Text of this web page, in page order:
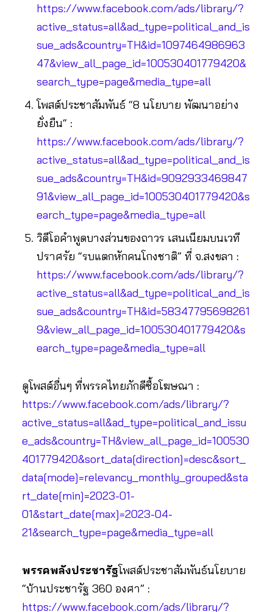
https://www.facebook.com/ads/library/?
active_status=all&ad_type=political_and_is
sue_ads&country=TH&id=1097464986963
47&view_all_page_id=100530401779420&
search_type=page&media_type=all
โพสต์ประชาสัมพันธ์ “8 นโยบาย พัฒนาอย่าง
ยั่งยืน“ :
https://www.facebook.com/ads/library/?
active_status=all&ad_type=political_and_is
sue_ads&country=TH&id=9092933469847
91&view_all_page_id=100530401779420&s
earch_type=page&media_type=all
วิดีโอคำพูดบางส่วนของถาวร เสนเนียมบนเวที
ปราศรัย “รบแตกหักคนโกงชาติ” ที่ จ.สงขลา :
https://www.facebook.com/ads/library/?
active_status=all&ad_type=political_and_is
sue_ads&country=TH&id=58347795698261
9&view_all_page_id=100530401779420&s
earch_type=page&media_type=all
ดูโพสต์อื่นๆ ที่พรรคไทยภักดีซื้อโฆษณา :
https://www.facebook.com/ads/library/?
active_status=all&ad_type=political_and_issu
e_ads&country=TH&view_all_page_id=100530
401779420&sort_data[direction]=desc&sort_
data[mode]=relevancy_monthly_grouped&sta
rt_date[min]=2023-01-
01&start_date[max]=2023-04-
21&search_type=page&media_type=all
พรรคพลังประชารัฐโพสต์ประชาสัมพันธ์นโยบาย
“บ้านประชารัฐ 360 องศา” :
https://www.facebook.com/ads/library/?